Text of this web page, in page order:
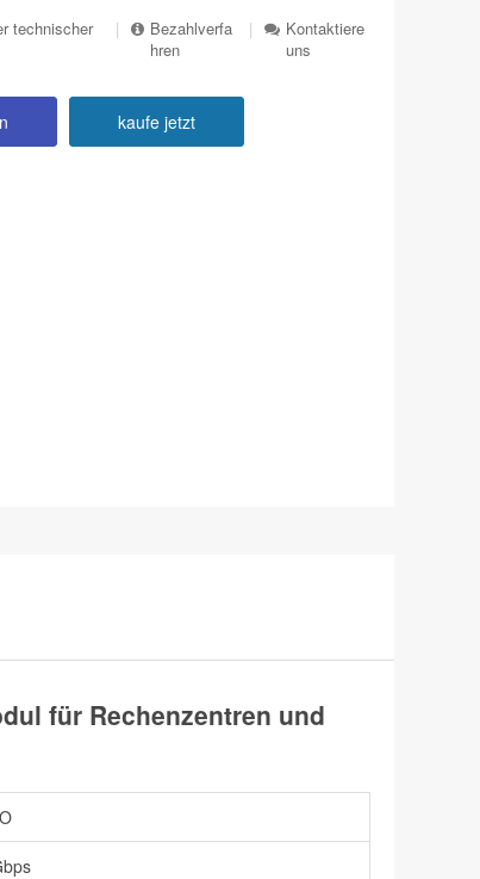
technischer
|
Bezahlverfa
hren
|
Kontaktiere
uns
kaufe jetzt
für Rechenzentren und